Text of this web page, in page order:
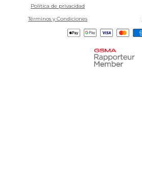
Política de privacidad
Términos y Condiciones